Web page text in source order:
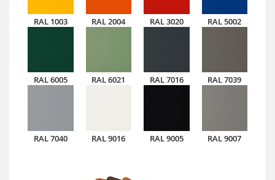
RAL 1003 RAL 2004 RAL 3020 RAL 5002
RAL 6005 RAL 6021 RAL 7016 RAL 7039
RAL 7040 RAL 9016 RAL 9005 RAL 9007